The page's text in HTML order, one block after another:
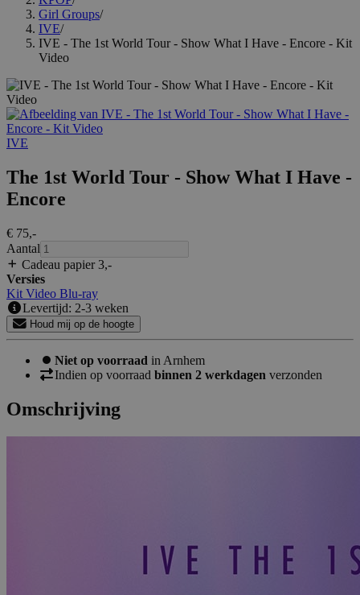
Girl Groups/
IVE/
IVE - The 1st World Tour - Show What I Have - Encore - Kit
Video
IVE
The 1st World Tour - Show What I Have -
Encore
€ 75,-
Aantal
Cadeau papier 3,-
Versies
Kit Video Blu-ray
Levertijd: 2-3 weken
Houd mij op de hoogte
Niet op voorraad in Arnhem
Indien op voorraad binnen 2 werkdagen verzonden
Omschrijving